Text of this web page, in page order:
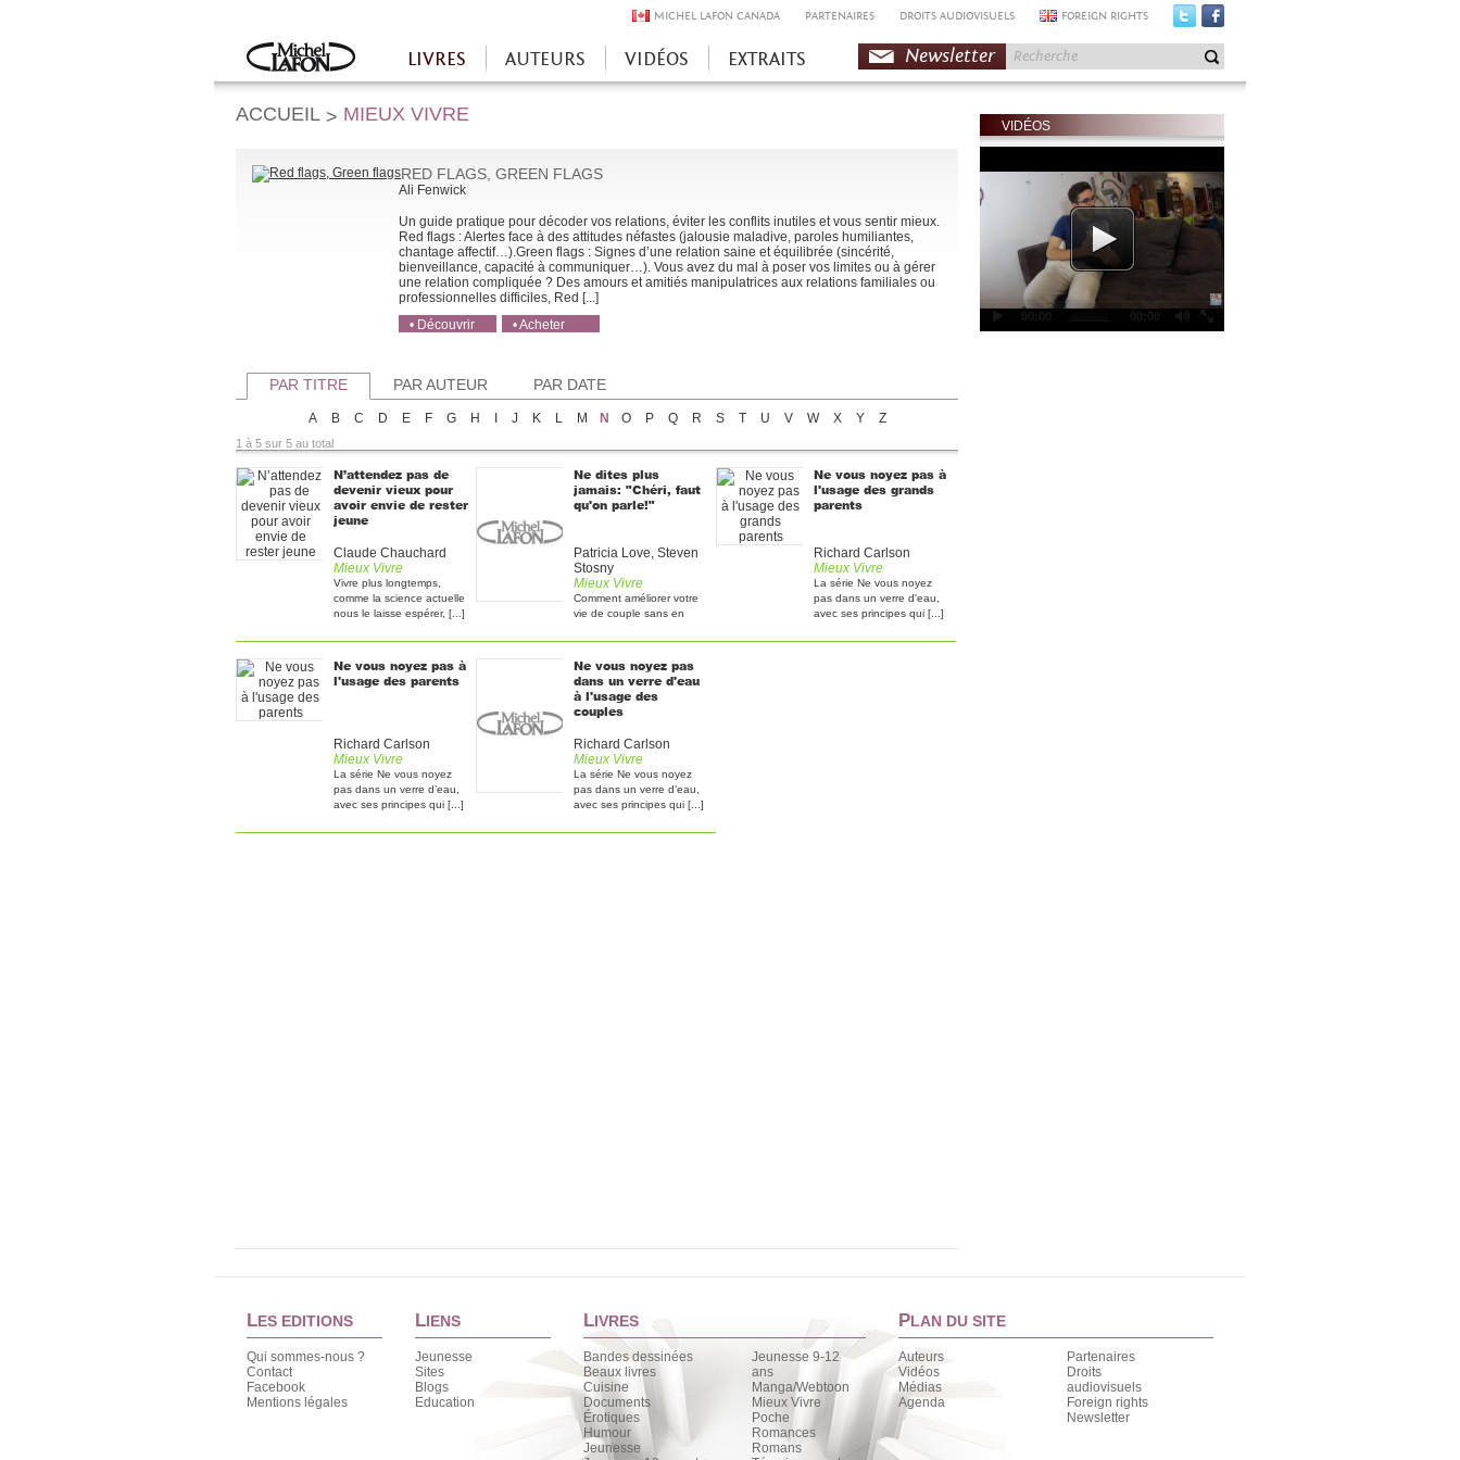
MICHEL LAFON CANADA PARTENAIRES DROITS AUDIOVISUELS FOREIGN RIGHTS
Accueil
LIVRES AUTEURS VIDÉOS EXTRAITS Newsletter
ACCUEIL > MIEUX VIVRE
RED FLAGS, GREEN FLAGS
Ali Fenwick
Un guide pratique pour décoder vos relations, éviter les conflits inutiles et vous sentir mieux.
Red flags : Alertes face à des attitudes néfastes (jalousie maladive, paroles humiliantes,
chantage affectif…).Green flags : Signes d’une relation saine et équilibrée (sincérité,
bienveillance, capacité à communiquer…). Vous avez du mal à poser vos limites ou à gérer
une relation compliquée ? Des amours et amitiés manipulatrices aux relations familiales ou
professionnelles difficiles, Red [...]
• Découvrir
• Acheter
PAR TITRE PAR AUTEUR PAR DATE
A B C D E F G H J K L M N O P Q R S T U V W X Y Z
1 à 5 sur 5 au total
N’attendez pas de
devenir vieux pour
avoir envie de rester
jeune
Claude Chauchard
Mieux Vivre
Vivre plus longtemps,
comme la science actuelle
nous le laisse espérer, [...]
Ne dites plus
jamais: "Chéri, faut
qu'on parle!"
Patricia Love, Steven
Stosny
Mieux Vivre
Comment améliorer votre
vie de couple sans en
[...]
Ne vous noyez pas à
l'usage des grands
parents
Richard Carlson
Mieux Vivre
La série Ne vous noyez
pas dans un verre d'eau,
avec ses principes qui [...]
Ne vous noyez pas à
l'usage des parents
Richard Carlson
Mieux Vivre
La série Ne vous noyez
pas dans un verre d’eau,
avec ses principes qui [...]
Ne vous noyez pas
dans un verre d'eau
à l'usage des
couples
Richard Carlson
Mieux Vivre
La série Ne vous noyez
pas dans un verre d’eau,
avec ses principes qui [...]
VIDÉOS
LES EDITIONS
Qui sommes-nous ?
Contact
Facebook
Mentions légales
LIENS
Jeunesse
Sites
Blogs
Education
LIVRES
Bandes dessinées
Beaux livres
Cuisine
Documents
Érotiques
Humour
Jeunesse
Jeunesse 9-12
ans
Manga/Webtoon
Mieux Vivre
Poche
Romances
Romans
PLAN DU SITE
Auteurs
Vidéos
Médias
Agenda
Partenaires
Droits
audiovisuels
Foreign rights
Newsletter